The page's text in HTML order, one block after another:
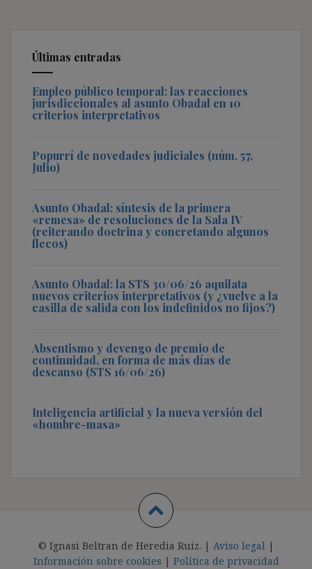
Últimas entradas
Empleo público temporal: las reacciones
jurisdiccionales al asunto Obadal en 10
criterios interpretativos
Popurrí de novedades judiciales (núm. 57,
Julio)
Asunto Obadal: síntesis de la primera
«remesa» de resoluciones de la Sala IV
(reiterando doctrina y concretando algunos
flecos)
Asunto Obadal: la STS 30/06/26 aquilata
nuevos criterios interpretativos (y ¿vuelve a la
casilla de salida con los indefinidos no fijos?)
Absentismo y devengo de premio de
continuidad, en forma de más días de
descanso (STS 16/06/26)
Inteligencia artificial y la nueva versión del
«hombre-masa»
© Ignasi Beltran de Heredia Ruiz. | Aviso legal |
Información sobre cookies | Política de privacidad